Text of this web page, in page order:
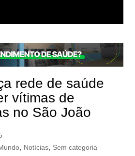
rede de saúde
vítimas de
no São João
, Notícias, Sem categoria